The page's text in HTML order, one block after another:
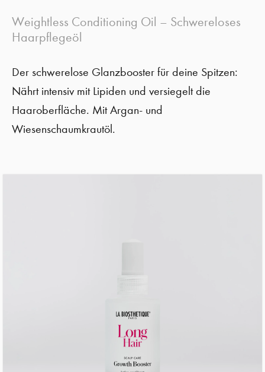
Weightless Conditioning Oil – Schwereloses
Haarpflegeöl
Der schwerelose Glanzbooster für deine Spitzen:
Nährt intensiv mit Lipiden und versiegelt die
Haaroberfläche. Mit Argan- und
Wiesenschaumkrautöl.